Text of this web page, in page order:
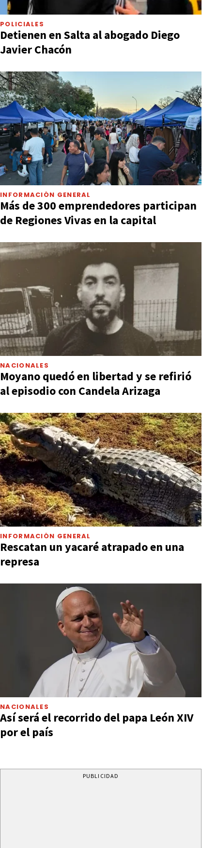
POLICIALES
Detienen en Salta al abogado Diego
Javier Chacón
INFORMACIÓN GENERAL
Más de 300 emprendedores participan
de Regiones Vivas en la capital
NACIONALES
Moyano quedó en libertad y se refirió
al episodio con Candela Arizaga
INFORMACIÓN GENERAL
Rescatan un yacaré atrapado en una
represa
NACIONALES
Así será el recorrido del papa León XIV
por el país
PUBLICIDAD